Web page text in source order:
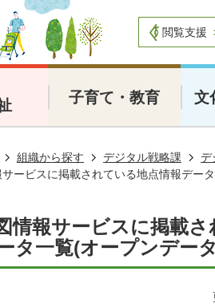
閲覧支援
子育て・教育 文
組織から探す デジタル戦略課 デ
ービスに掲載されている地点情報デー
情報サービスに掲載さ
タ一覧(オープンデー